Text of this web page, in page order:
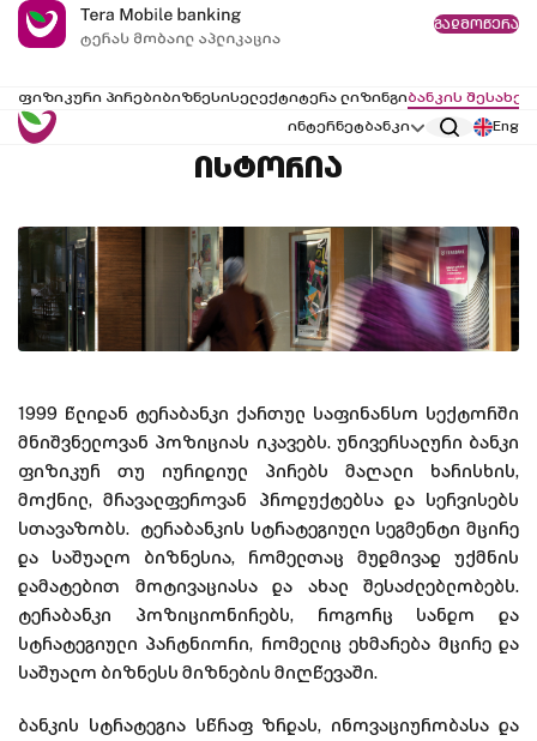
გადმოწერა
ფიზიკური პირებიბიზნესისელექტიტერა ლიზინგიბანკის შესახებ
ინტერნეტბანკი
Eng
ისტორია
1999 წლიდან ტერაბანკი ქართულ საფინანსო სექტორში
მნიშვნელოვან პოზიციას იკავებს. უნივერსალური ბანკი
ფიზიკურ თუ იურიდიულ პირებს მაღალი ხარისხის,
მოქნილ, მრავალფეროვან პროდუქტებსა და სერვისებს
სთავაზობს. ტერაბანკის სტრატეგიული სეგმენტი მცირე
და საშუალო ბიზნესია, რომელთაც მუდმივად უქმნის
დამატებით მოტივაციასა და ახალ შესაძლებლობებს.
ტერაბანკი პოზიციონირებს, როგორც სანდო და
სტრატეგიული პარტნიორი, რომელიც ეხმარება მცირე და
საშუალო ბიზნესს მიზნების მიღწევაში.
ბანკის სტრატეგია სწრაფ ზრდას, ინოვაციურობასა და